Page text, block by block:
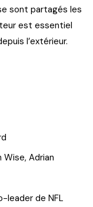
sont partagés les
est essentiel
l’extérieur.
Adrian
leader de NFL